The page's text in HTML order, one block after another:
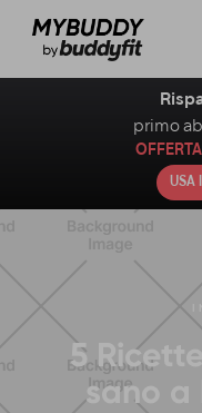
5
sano
primo
USA